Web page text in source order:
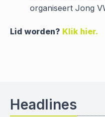
organiseert Jong
Lid worden? Klik hier.
Headlines